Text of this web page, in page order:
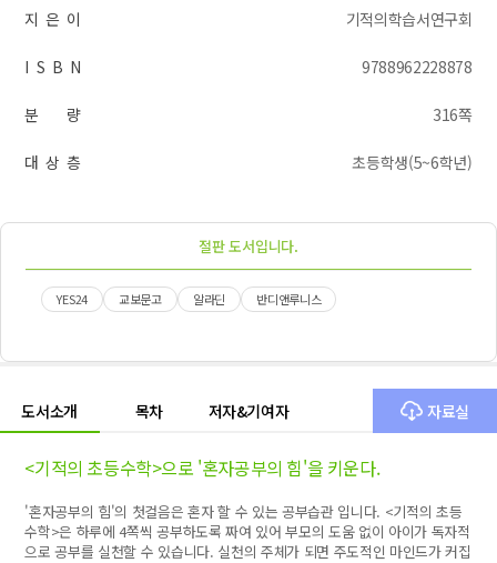
지 은 이 기적의학습서연구회
I S B N 9788962228878
분 량 316쪽
대 상 층 초등학생(5~6학년)
절판 도서입니다.
YES24 교보문고 알라딘 반디앤루니스
도서소개 목차 저자&기여자 자료실
<기적의 초등수학>으로 '혼자공부의 힘'을 키운다.
'혼자공부의 힘'의 첫걸음은 혼자 할 수 있는 공부습관 입니다. <기적의 초등
수학>은 하루에 4쪽씩 공부하도록 짜여 있어 부모의 도움 없이 아이가 독자적
으로 공부를 실천할 수 있습니다. 실천의 주체가 되면 주도적인 마인드가 커집